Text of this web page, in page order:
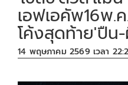
เอฟเอคัพ16พ.
โค้งสุดท้าย'ปืน
14 พฤษภาคม 2569 เวลา